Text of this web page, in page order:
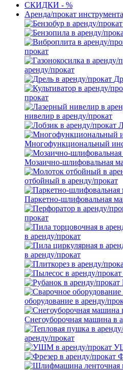
СКИДКИ - %
Аренда/прокат инструмента
прокат
аренду/прокат
прокат
нивелир в аренду/прокат
Многофункциональный
Мозаично-шлифовальная
отбойный в аренду/прокат
Паркетно-шлифовальная
прокат
в аренду/прокат
в аренду/прокат
оборудование в аренду/
Снегоуборочная машина в
аренду/прокат